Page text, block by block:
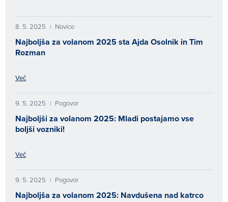
8. 5. 2025 | Novice
Najboljša za volanom 2025 sta Ajda Osolnik in Tim
Rozman
Več
9. 5. 2025 | Pogovor
Najboljši za volanom 2025: Mladi postajamo vse
boljši vozniki!
Več
9. 5. 2025 | Pogovor
Najboljša za volanom 2025: Navdušena nad katrco